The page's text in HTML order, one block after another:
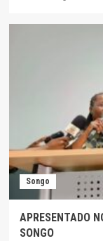
Songo
APRESENTADO
SONGO